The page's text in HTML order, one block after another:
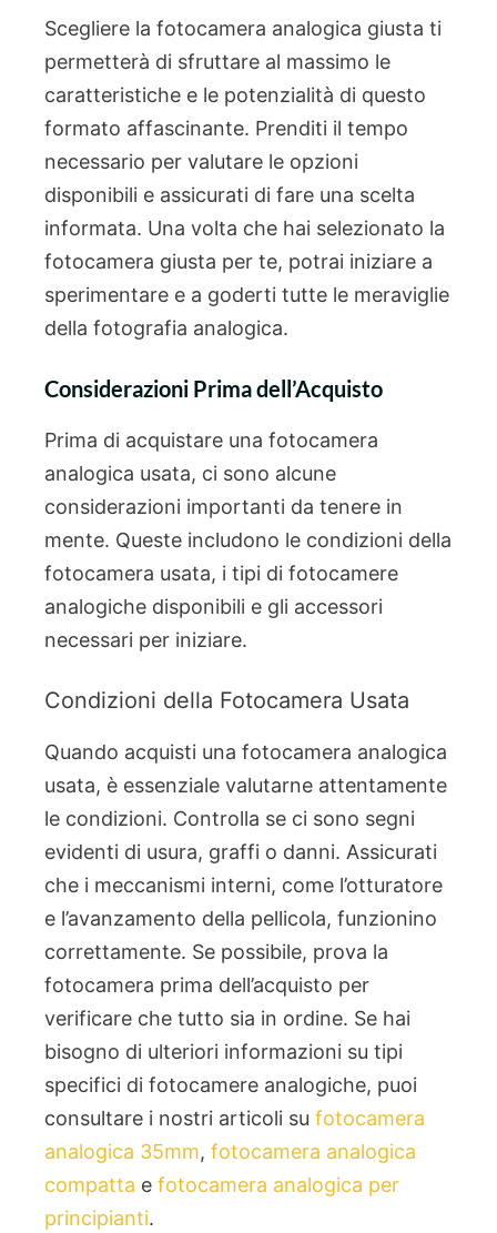
Scegliere la fotocamera analogica giusta ti
permetterà di sfruttare al massimo le
caratteristiche e le potenzialità di questo
formato affascinante. Prenditi il tempo
necessario per valutare le opzioni
disponibili e assicurati di fare una scelta
informata. Una volta che hai selezionato la
fotocamera giusta per te, potrai iniziare a
sperimentare e a goderti tutte le meraviglie
della fotografia analogica.
Considerazioni Prima dell’Acquisto
Prima di acquistare una fotocamera
analogica usata, ci sono alcune
considerazioni importanti da tenere in
mente. Queste includono le condizioni della
fotocamera usata, i tipi di fotocamere
analogiche disponibili e gli accessori
necessari per iniziare.
Condizioni della Fotocamera Usata
Quando acquisti una fotocamera analogica
usata, è essenziale valutarne attentamente
le condizioni. Controlla se ci sono segni
evidenti di usura, graffi o danni. Assicurati
che i meccanismi interni, come l’otturatore
e l’avanzamento della pellicola, funzionino
correttamente. Se possibile, prova la
fotocamera prima dell’acquisto per
verificare che tutto sia in ordine. Se hai
bisogno di ulteriori informazioni su tipi
specifici di fotocamere analogiche, puoi
consultare i nostri articoli su fotocamera
analogica 35mm, fotocamera analogica
compatta e fotocamera analogica per
principianti.